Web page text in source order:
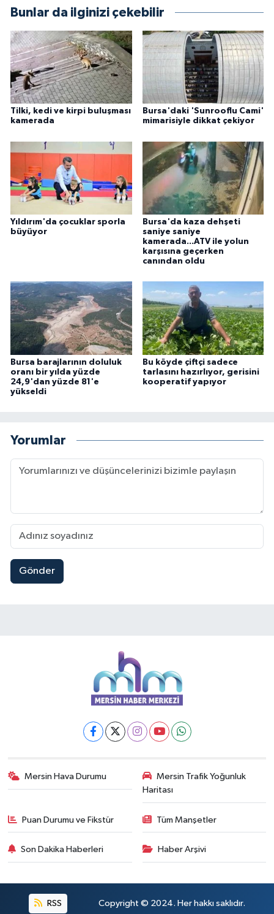
Bunlar da ilginizi çekebilir
Tilki, kedi ve kirpi buluşması
kamerada
Bursa'daki 'Sunrooflu Cami'
mimarisiyle dikkat çekiyor
Yıldırım'da çocuklar sporla
büyüyor
Bursa'da kaza dehşeti
saniye saniye
kamerada...ATV ile yolun
karşısına geçerken
canından oldu
Bursa barajlarının doluluk
oranı bir yılda yüzde
24,9'dan yüzde 81'e
yükseldi
Bu köyde çiftçi sadece
tarlasını hazırlıyor, gerisini
kooperatif yapıyor
Yorumlar
Gönder
Mersin Hava Durumu
Mersin Trafik Yoğunluk
Haritası
Puan Durumu ve Fikstür Tüm Manşetler
Son Dakika Haberleri Haber Arşivi
RSS Copyright © 2024. Her hakkı saklıdır.